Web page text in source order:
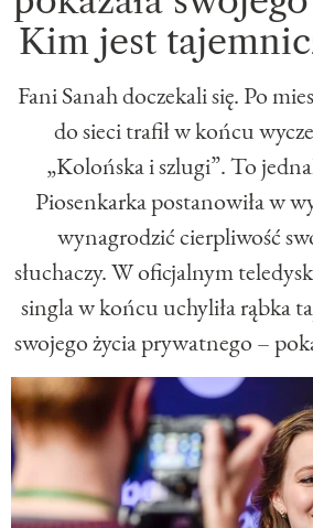
Kim jest
Fani Sanah doczekali się. Po
do sieci trafił w końcu
„Kolońska i szlugi”. To
Piosenkarka postanowiła w
wynagrodzić cierpliwość
słuchaczy. W oficjalnym
singla w końcu uchyliła rąbka
swojego życia prywatnego –